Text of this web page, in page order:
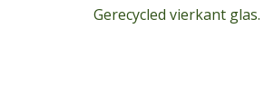
Gerecycled vierkant glas.